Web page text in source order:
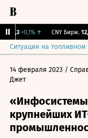
+0,1% ↑ CNY Бирж.
Ситуация на
14 февраля 2023 /
Джет
крупнейших